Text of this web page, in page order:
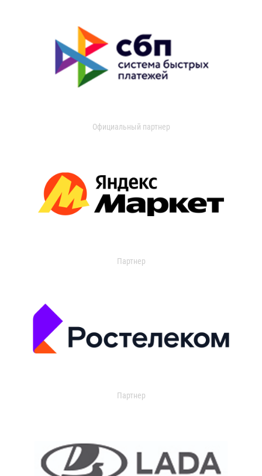
Официальный партнер
Партнер
Партнер